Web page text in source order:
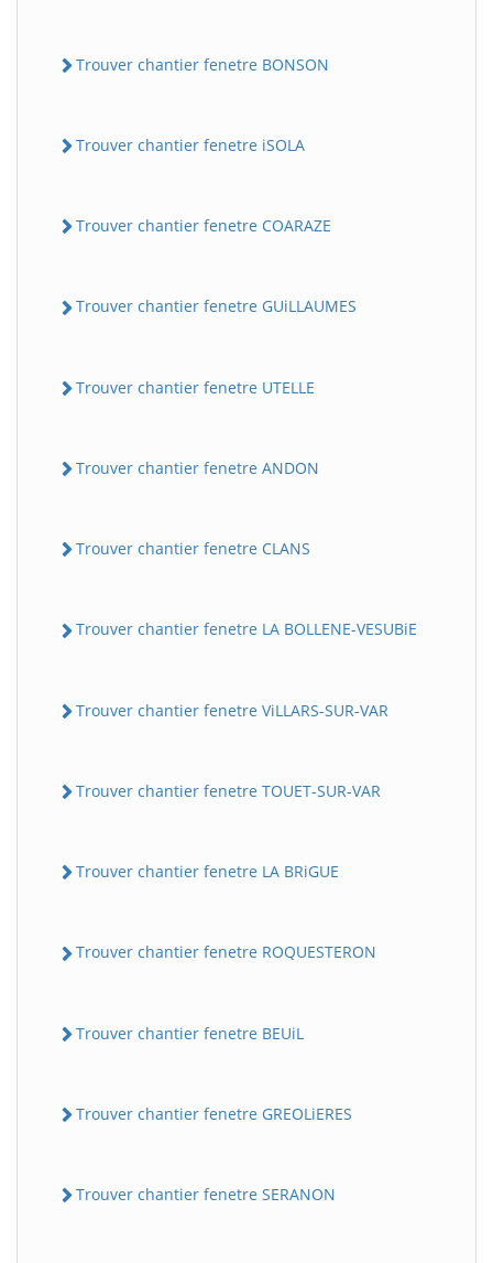
Trouver chantier fenetre BONSON
Trouver chantier fenetre iSOLA
Trouver chantier fenetre COARAZE
Trouver chantier fenetre GUiLLAUMES
Trouver chantier fenetre UTELLE
Trouver chantier fenetre ANDON
Trouver chantier fenetre CLANS
Trouver chantier fenetre LA BOLLENE-VESUBiE
Trouver chantier fenetre ViLLARS-SUR-VAR
Trouver chantier fenetre TOUET-SUR-VAR
Trouver chantier fenetre LA BRiGUE
Trouver chantier fenetre ROQUESTERON
Trouver chantier fenetre BEUiL
Trouver chantier fenetre GREOLiERES
Trouver chantier fenetre SERANON